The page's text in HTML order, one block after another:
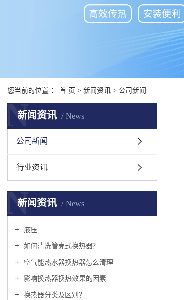
您当前的位置 ： 首 页 > 新闻资讯 > 公司新闻
新闻资讯 News
N
公司新闻
行业资讯
新闻资讯 News
N
液压
如何清洗管壳式换热器？
空气能热水器换热器怎么清理
影响换热器换热效果的因素
换热器分类及区别？